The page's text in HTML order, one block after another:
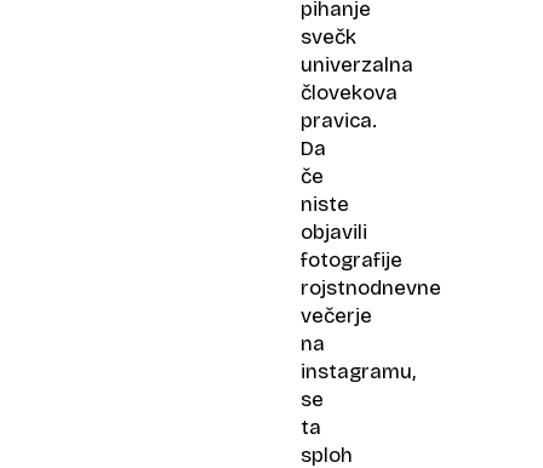
pihanje
svečk
univerzalna
človekova
pravica.
Da
če
niste
objavili
fotografije
rojstnodnevne
večerje
na
instagramu,
se
ta
sploh